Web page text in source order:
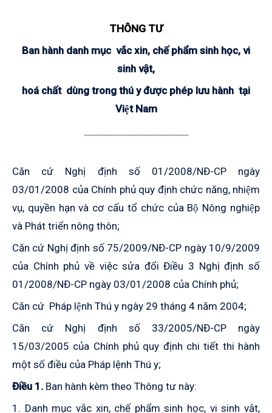
THÔNG TƯ
Ban hành danh mục vắc xin, chế phẩm sinh học, vi
sinh vật,
hoá chất dùng trong thú y được phép lưu hành tại
Việt Nam
Căn cứ Nghị định số 01/2008/NĐ-CP ngày
03/01/2008 của Chính phủ quy định chức năng, nhiệm
vụ, quyền hạn và cơ cấu tổ chức của Bộ Nông nghiệp
và Phát triển nông thôn;
Căn cứ Nghị định số 75/2009/NĐ-CP ngày 10/9/2009
của Chính phủ về việc sửa đổi Điều 3 Nghị định số
01/2008/NĐ-CP ngày 03/01/2008 của Chính phủ;
Căn cứ Pháp lệnh Thú y ngày 29 tháng 4 năm 2004;
Căn cứ Nghị định số 33/2005/NĐ-CP ngày
15/03/2005 của Chính phủ quy định chi tiết thi hành
một số điều của Pháp lệnh Thú y;
Điều 1. Ban hành kèm theo Thông tư này:
1. Danh mục vắc xin, chế phẩm sinh học, vi sinh vật,